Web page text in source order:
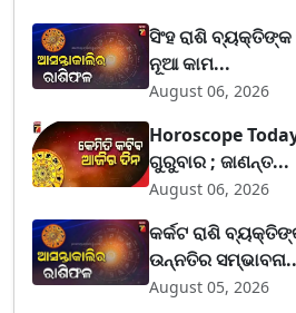
ସିଂହ ରାଶି ବ୍ୟକ୍ତିଙ୍କ
ନୂଆ କାମ...
August 06, 2026
Horoscope
ଗୁରୁବାର ; ଜାଣନ୍ତ...
August 06, 2026
କର୍କଟ ରାଶି
ଉନ୍ନତିର
August 05, 2026